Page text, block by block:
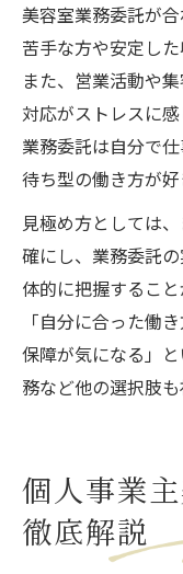
美容室業務委託が
苦手な方や安定し
また、営業活動や
対応がストレスに
業務委託は自分で
待ち型の働き方が好
見極め方としては
確にし、業務委託
体的に把握すること
「自分に合った働
保障が気になる」
務など他の選択肢
個人事業
徹底解説